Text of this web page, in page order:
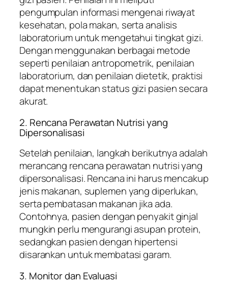
pengumpulan informasi mengenai riwayat
kesehatan, pola makan, serta analisis
laboratorium untuk mengetahui tingkat gizi.
Dengan menggunakan berbagai metode
seperti penilaian antropometrik, penilaian
laboratorium, dan penilaian dietetik, praktisi
dapat menentukan status gizi pasien secara
akurat.
2. Rencana Perawatan Nutrisi yang
Dipersonalisasi
Setelah penilaian, langkah berikutnya adalah
merancang rencana perawatan nutrisi yang
dipersonalisasi. Rencana ini harus mencakup
jenis makanan, suplemen yang diperlukan,
serta pembatasan makanan jika ada.
Contohnya, pasien dengan penyakit ginjal
mungkin perlu mengurangi asupan protein,
sedangkan pasien dengan hipertensi
disarankan untuk membatasi garam.
3. Monitor dan Evaluasi